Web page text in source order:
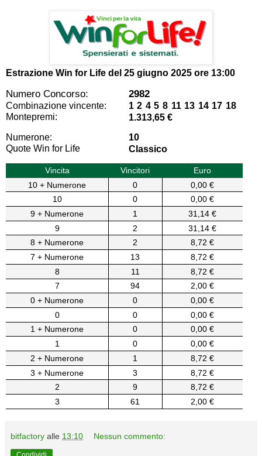
Estrazione Win for Life del 25 giugno 2025 ore 13:00
Numero Concorso: 2982
Combinazione vincente:
1 2 4 5 8 11 13 14 17 18
Montepremi:
1.313,65 €
Numerone:
10
Quote Win for Life
Classico
Vincita Vincitori
Euro
10 + Numerone
0
0,00 €
10
0
0,00 €
9 + Numerone
1
31,14 €
9
2
31,14 €
8 + Numerone
2
8,72 €
7 + Numerone
13
8,72 €
8
11
8,72 €
7
94
2,00 €
0 + Numerone
0
0,00 €
0
0
0,00 €
1 + Numerone
0
0,00 €
1
0
0,00 €
2 + Numerone
1
8,72 €
3 + Numerone
3
8,72 €
2
9
8,72 €
3
61 2,00 €
bitfactory alle 13:10 Nessun commento: